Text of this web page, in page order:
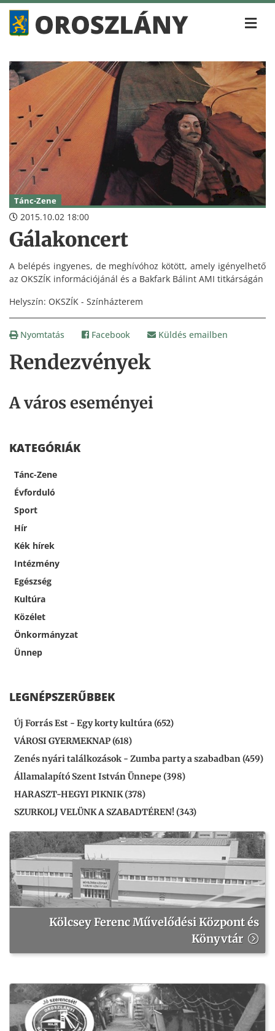
Rendezvények
A város eseményei
KATEGÓRIÁK
Tánc-Zene
Évforduló
Sport
Hír
Kék hírek
Intézmény
Egészség
Kultúra
Közélet
Önkormányzat
Ünnep
LEGNÉPSZERŰBBEK
Új Forrás Est - Egy korty kultúra (652)
VÁROSI GYERMEKNAP (618)
Zenés nyári találkozások - Zumba party a szabadban (459)
Államalapító Szent István Ünnepe (398)
HARASZT-HEGYI PIKNIK (378)
SZURKOLJ VELÜNK A SZABADTÉREN! (343)
Tánc-Zene
2015.10.02 18:00
Gálakoncert
A belépés ingyenes, de meghívóhoz kötött, amely igényelhető
az OKSZÍK információjánál és a Bakfark Bálint AMI titkárságán
Helyszín: OKSZÍK - Színházterem
Nyomtatás Facebook Küldés emailben
Kölcsey Ferenc Művelődési Központ és
Könyvtár